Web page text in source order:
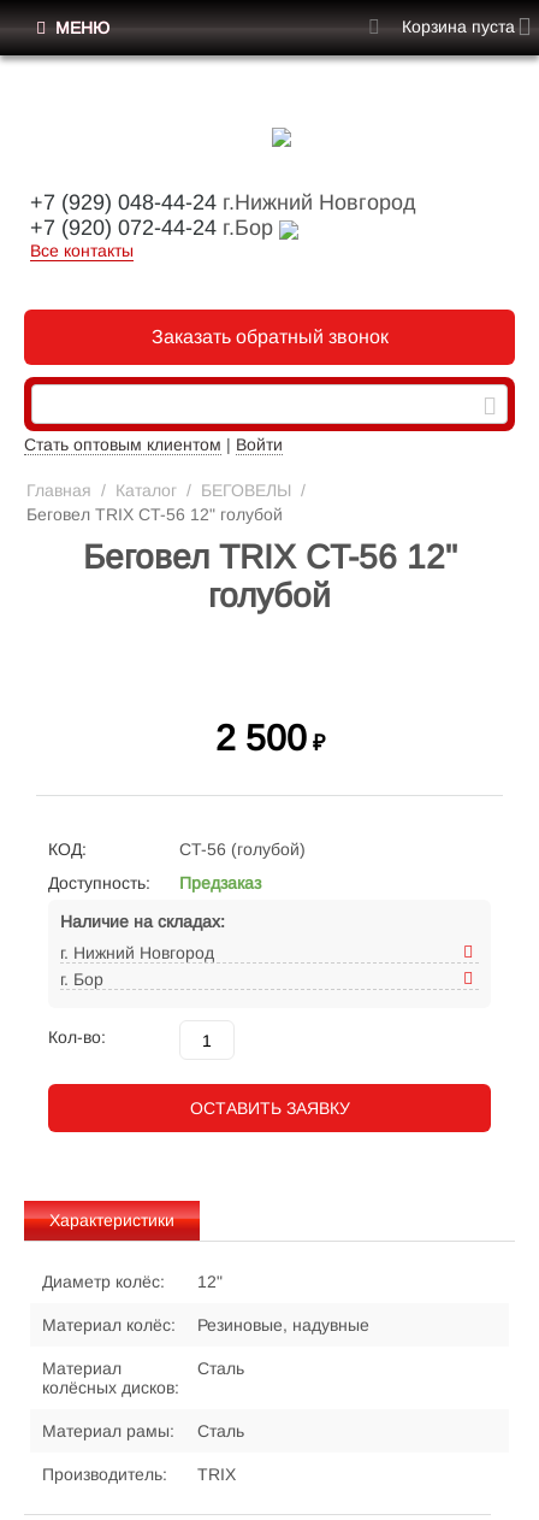
+7 (929) 048-44-24 г.Нижний Новгород
+7 (920) 072-44-24 г.Бор
Все контакты
Заказать обратный звонок
Стать оптовым клиентом | Войти
МЕНЮ Корзина пуста
Главная / Каталог / БЕГОВЕЛЫ /
Беговел TRIX CT-56 12" голубой
Беговел TRIX CT-56 12"
голубой
2 500 ₽
КОД:
CT-56 (голубой)
Доступность:
Предзаказ
Наличие на складах:
г. Нижний Новгород
г. Бор
Кол-во:
ОСТАВИТЬ ЗАЯВКУ
Характеристики
Диаметр колёс: 12"
Материал колёс: Резиновые, надувные
Материал
колёсных дисков:
Сталь
Материал рамы: Сталь
Производитель: TRIX